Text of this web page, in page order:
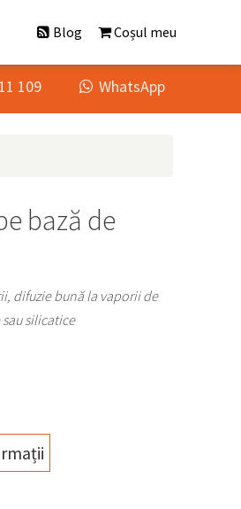
Blog Coșul meu
109  WhatsApp
bază de
difuzie bună la vaporii de
silicatice